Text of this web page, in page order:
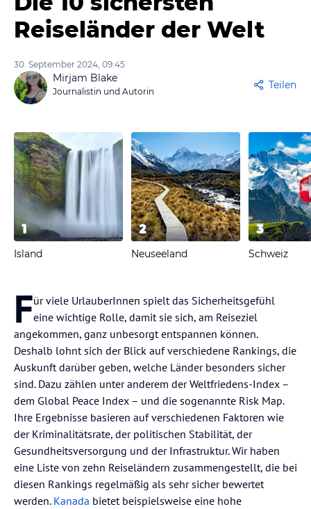
Reiseländer der Welt
30. September 2024, 09:45
Mirjam Blake
Journalistin und Autorin
Teilen
1
Island
2
Neuseeland
3
Schweiz
Für viele UrlauberInnen spielt das Sicherheitsgefühl
eine wichtige Rolle, damit sie sich, am Reiseziel
angekommen, ganz unbesorgt entspannen können.
Deshalb lohnt sich der Blick auf verschiedene Rankings, die
Auskunft darüber geben, welche Länder besonders sicher
sind. Dazu zählen unter anderem der Weltfriedens-Index –
dem Global Peace Index – und die sogenannte Risk Map.
Ihre Ergebnisse basieren auf verschiedenen Faktoren wie
der Kriminalitätsrate, der politischen Stabilität, der
Gesundheitsversorgung und der Infrastruktur. Wir haben
eine Liste von zehn Reiseländern zusammengestellt, die bei
diesen Rankings regelmäßig als sehr sicher bewertet
werden. Kanada bietet beispielsweise eine hohe